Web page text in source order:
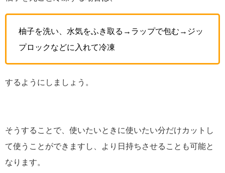
柚子を洗い、水気をふき取る→ラップで包む→ジッ
プロックなどに入れて冷凍
するようにしましょう。
そうすることで、使いたいときに使いたい分だけカットし
て使うことができますし、より日持ちさせることも可能と
なります。